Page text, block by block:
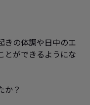
きの体調や日中のエ
とができるようにな
か？